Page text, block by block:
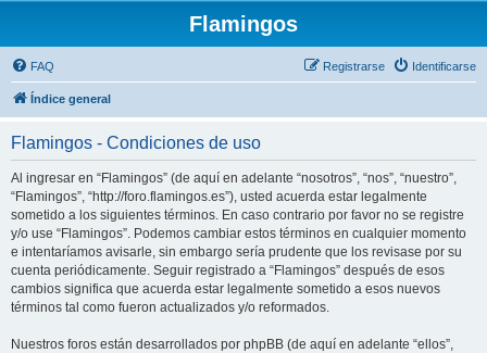
Flamingos
FAQ Identificarse
Registrarse
Índice general
Flamingos - Condiciones de uso
Al ingresar en “Flamingos” (de aquí en adelante “nosotros”, “nos”, “nuestro”,
“Flamingos”, “http://foro.flamingos.es”), usted acuerda estar legalmente
sometido a los siguientes términos. En caso contrario por favor no se registre
y/o use “Flamingos”. Podemos cambiar estos términos en cualquier momento
e intentaríamos avisarle, sin embargo sería prudente que los revisase por su
cuenta periódicamente. Seguir registrado a “Flamingos” después de esos
cambios significa que acuerda estar legalmente sometido a esos nuevos
términos tal como fueron actualizados y/o reformados.
Nuestros foros están desarrollados por phpBB (de aquí en adelante “ellos”,